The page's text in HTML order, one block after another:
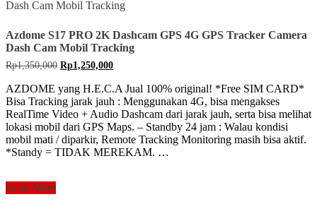
Azdome S17 PRO 2K Dashcam GPS 4G GPS Tracker Camera
Dash Cam Mobil Tracking
Rp1,350,000 Original
was:
Rp1,350,000.
Rp1,250,000Current
is:
Rp1,250,000.
AZDOME yang H.E.C.A Jual 100% original! *Free SIM CARD*
Bisa Tracking jarak jauh : Menggunakan 4G, bisa mengakses
RealTime Video + Audio Dashcam dari jarak jauh, serta bisa melihat
lokasi mobil dari GPS Maps. – Standby 24 jam : Walau kondisi
mobil mati / diparkir, Remote Tracking Monitoring masih bisa aktif.
*Standy = TIDAK MEREKAM. …
Azdome
Read More